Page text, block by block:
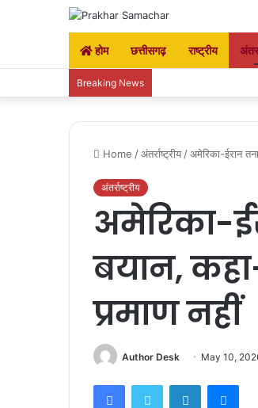
होम छत्तीसगढ़ राष्ट्रीय
Breaking News
Home /अंतर्राष्ट्रीय /अमेरिका-ईरान
अंतर्राष्ट्रीय
अमेरिका-
बयान,
प्रमाण नहीं
Author Desk May 10,